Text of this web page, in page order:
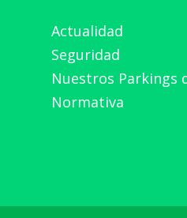
Actualidad
Seguridad
Nuestros Parkings
Normativa